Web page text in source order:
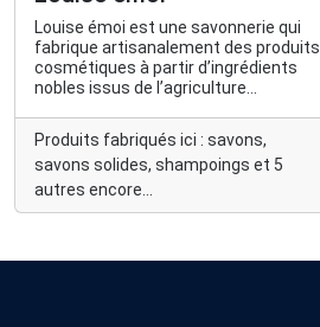
Louise émoi est une savonnerie qui
fabrique artisanalement des produits
cosmétiques à partir d’ingrédients
nobles issus de l’agriculture
Produits fabriqués ici : savons,
savons solides, shampoings et 5
autres encore...